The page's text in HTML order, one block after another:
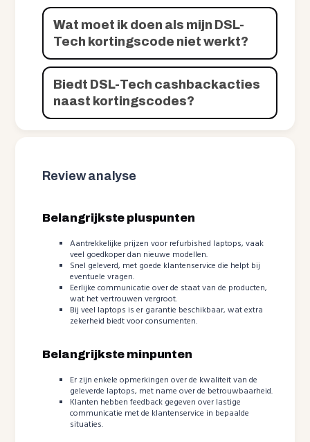
Wat moet ik doen als mijn DSL-
Tech kortingscode niet werkt?
Biedt DSL-Tech cashbackacties
naast kortingscodes?
Review analyse
Belangrijkste pluspunten
Aantrekkelijke prijzen voor refurbished laptops, vaak
veel goedkoper dan nieuwe modellen.
Snel geleverd, met goede klantenservice die helpt bij
eventuele vragen.
Eerlijke communicatie over de staat van de producten,
wat het vertrouwen vergroot.
Bij veel laptops is er garantie beschikbaar, wat extra
zekerheid biedt voor consumenten.
Belangrijkste minpunten
Er zijn enkele opmerkingen over de kwaliteit van de
geleverde laptops, met name over de betrouwbaarheid.
Klanten hebben feedback gegeven over lastige
communicatie met de klantenservice in bepaalde
situaties.